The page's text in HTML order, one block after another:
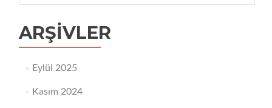
ARŞIVLER
Eylül 2025
Kasım 2024